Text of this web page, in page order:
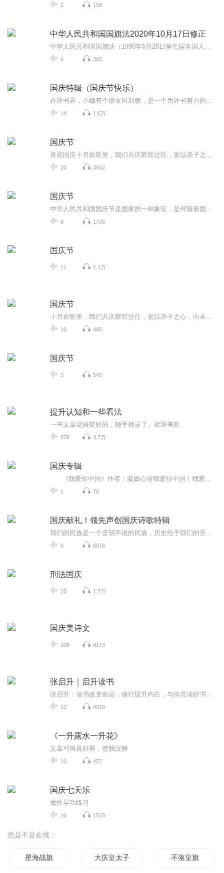
2 158
中华人民共和国国旗法2020年10月17日修正
9 385
国庆特辑（国庆节快乐）
14 1.6万
国庆节
20 4542
国庆节
8 1726
国庆节
11 2.1万
国庆节
10 465
国庆节
3 543
提升认知和一些看法
一些文章觉得挺好的，随手就录了。欢迎来听
876 3.7万
国庆专辑
1 78
国庆献礼！领先声创国庆诗歌特辑
8 6076
刑法国庆
26 1.7万
国庆美诗文
108 4173
张启升｜启升读书
12 4019
《一升露水一升花》
文章写得真好啊，使我沉醉
10 457
国庆七天乐
魔性早功练习
10 1518
您是不是在找：
星海战旗 大庆皇太子 不落皇旗